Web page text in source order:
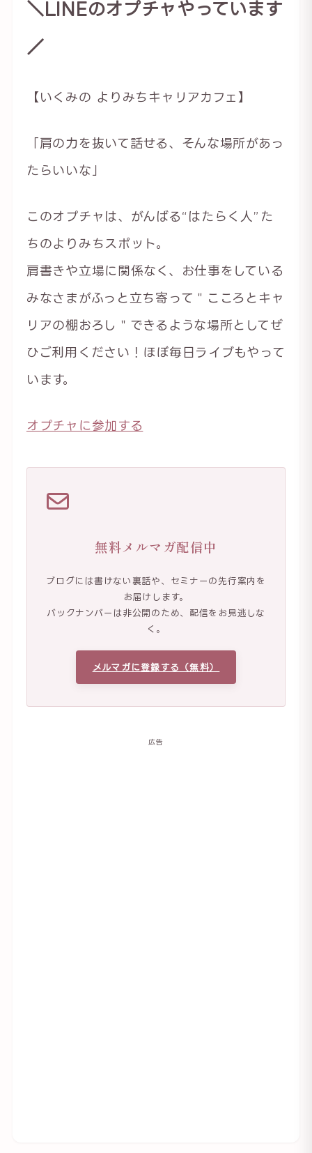
＼LINEのオプチャやっています
／
【いくみの よりみちキャリアカフェ】
「肩の力を抜いて話せる、そんな場所があっ
たらいいな」
このオプチャは、がんばる“はたらく人”た
ちのよりみちスポット。
肩書きや立場に関係なく、お仕事をしている
みなさまがふっと立ち寄って＂こころとキャ
リアの棚おろし＂できるような場所としてぜ
ひご利用ください！ほぼ毎日ライブもやって
います。
オプチャに参加する
無料メルマガ配信中
ブログには書けない裏話や、セミナーの先行案内を
お届けします。
バックナンバーは非公開のため、配信をお見逃しな
く。
メルマガに登録する（無料）
広告